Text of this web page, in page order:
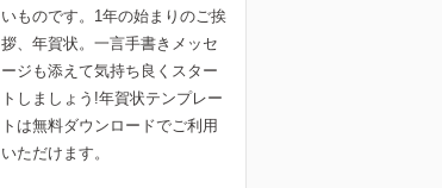
いものです。1年の始まりのご挨
拶、年賀状。一言手書きメッセ
ージも添えて気持ち良くスター
トしましょう!年賀状テンプレー
トは無料ダウンロードでご利用
いただけます。